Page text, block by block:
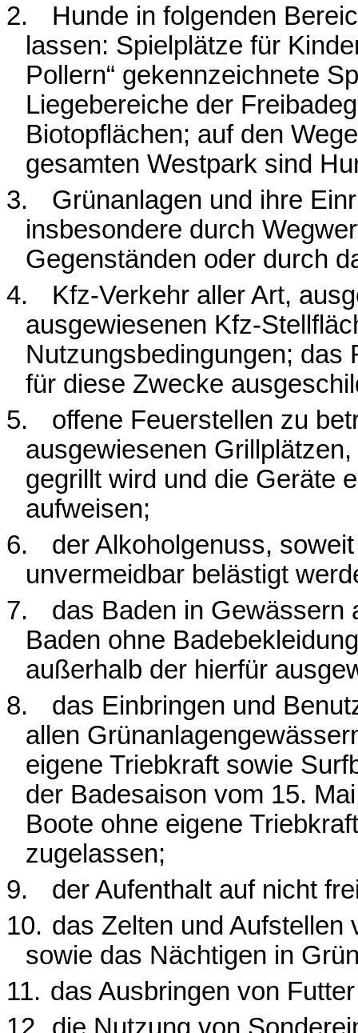
2.
Hunde in folgenden
lassen: Spielplätze für
Pollern“ gekennzeichnete
Liegebereiche der
Biotopflächen; auf den
gesamten Westpark sind
3.
Grünanlagen und ihre
insbesondere durch
Gegenständen oder durch
4.
Kfz-Verkehr aller Art,
ausgewiesenen Kfz-
Nutzungsbedingungen; das
für diese Zwecke
5.
offene Feuerstellen zu
ausgewiesenen
gegrillt wird und die Geräte
aufweisen;
6.
der Alkoholgenuss,
unvermeidbar belästigt
7.
das Baden in Gewässern
Baden ohne
außerhalb der hierfür
8.
das Einbringen und
allen
eigene Triebkraft sowie
der Badesaison vom 15.
Boote ohne eigene
zugelassen;
9.
der Aufenthalt auf nicht
10. das Zelten und Aufstellen
sowie das Nächtigen in
11. das Ausbringen von
12.
die Nutzung von